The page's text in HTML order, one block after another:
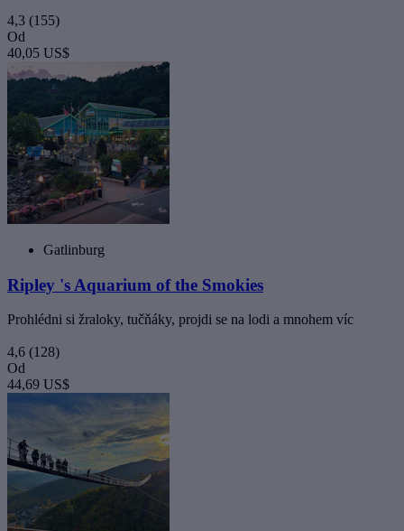
4,3 (155)
Od
40,05 US$
Gatlinburg
Ripley 's Aquarium of the Smokies
Prohlédni si žraloky, tučňáky, projdi se na lodi a mnohem víc
4,6 (128)
Od
44,69 US$